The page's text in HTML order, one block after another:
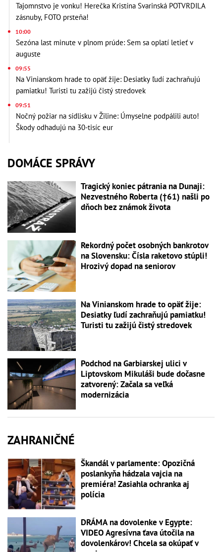
Tajomnstvo je vonku! Herečka Kristína Svarinská POTVRDILA
zásnuby, FOTO prsteňa!
10:00
Sezóna last minute v plnom prúde: Sem sa oplatí letieť v
auguste
09:55
Na Vinianskom hrade to opäť žije: Desiatky ľudí zachraňujú
pamiatku! Turisti tu zažijú čistý stredovek
09:51
Nočný požiar na sídlisku v Žiline: Úmyselne podpálili auto!
Škody odhadujú na 30-tisíc eur
DOMÁCE SPRÁVY
Tragický koniec pátrania na Dunaji:
Nezvestného Roberta (†61) našli po
dňoch bez známok života
Rekordný počet osobných bankrotov
na Slovensku: Čísla raketovo stúpli!
Hrozivý dopad na seniorov
Na Vinianskom hrade to opäť žije:
Desiatky ľudí zachraňujú pamiatku!
Turisti tu zažijú čistý stredovek
Podchod na Garbiarskej ulici v
Liptovskom Mikuláši bude dočasne
zatvorený: Začala sa veľká
modernizácia
ZAHRANIČNÉ
Škandál v parlamente: Opozičná
poslankyňa hádzala vajcia na
premiéra! Zasiahla ochranka aj
polícia
DRÁMA na dovolenke v Egypte:
VIDEO Agresívna ťava útočila na
dovolenkárov! Chcela sa okúpať v